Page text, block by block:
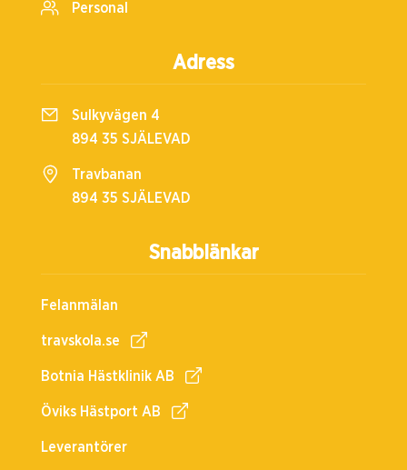
Snabblänkar
Felanmälan
travskola.se
Botnia Hästklinik AB
Öviks Hästport AB
Leverantörer
Personal
Adress
Sulkyvägen 4
894 35 SJÄLEVAD
Travbanan
894 35 SJÄLEVAD